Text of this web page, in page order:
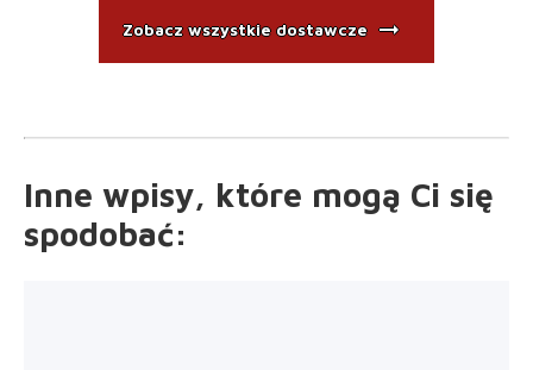
Zobacz wszystkie dostawcze arrow_right_alt
Inne wpisy, które mogą Ci się
spodobać: